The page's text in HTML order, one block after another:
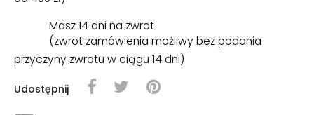
Masz 14 dni na zwrot
(zwrot zamówienia możliwy bez podania
przyczyny zwrotu w ciągu 14 dni)
Udostępnij